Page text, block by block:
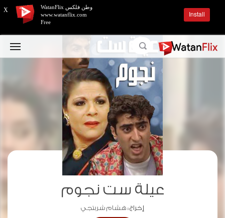
عيلة ست نجوم
إخراج :هشام شربتجي
X
وطن فلكس WatanFlix
www.watanflix.com
Free
Install